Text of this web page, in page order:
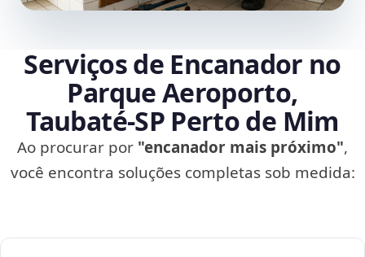
Serviços de Encanador no
Parque Aeroporto,
Taubaté‑SP Perto de Mim
Ao procurar por "encanador mais próximo",
você encontra soluções completas sob medida: